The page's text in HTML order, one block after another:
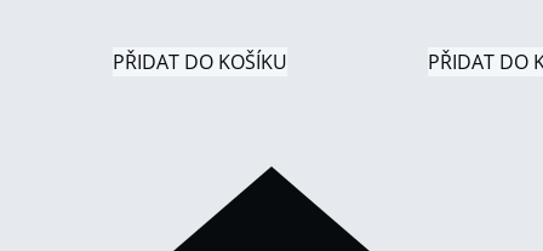
PŘIDAT DO KOŠÍKU PŘIDAT DO